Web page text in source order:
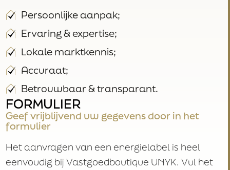
Persoonlijke aanpak;
Ervaring & expertise;
Lokale marktkennis;
Accuraat;
Betrouwbaar & transparant.
FORMULIER
Geef vrijblijvend uw gegevens door in het
formulier
Het aanvragen van een energielabel is heel
eenvoudig bij Vastgoedboutique UNYK. Vul het